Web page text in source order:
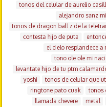
tonos del celular de aurelio
alejandro sanz
tonos de dragon ball z de la
contesta hijo de puta
el cielo resplandece a
tono ole ole mi
levantate hijo de tu ptm
yoshi
tonos de celular que
ringtone pato cuak
tonos
llamada chevere
metal